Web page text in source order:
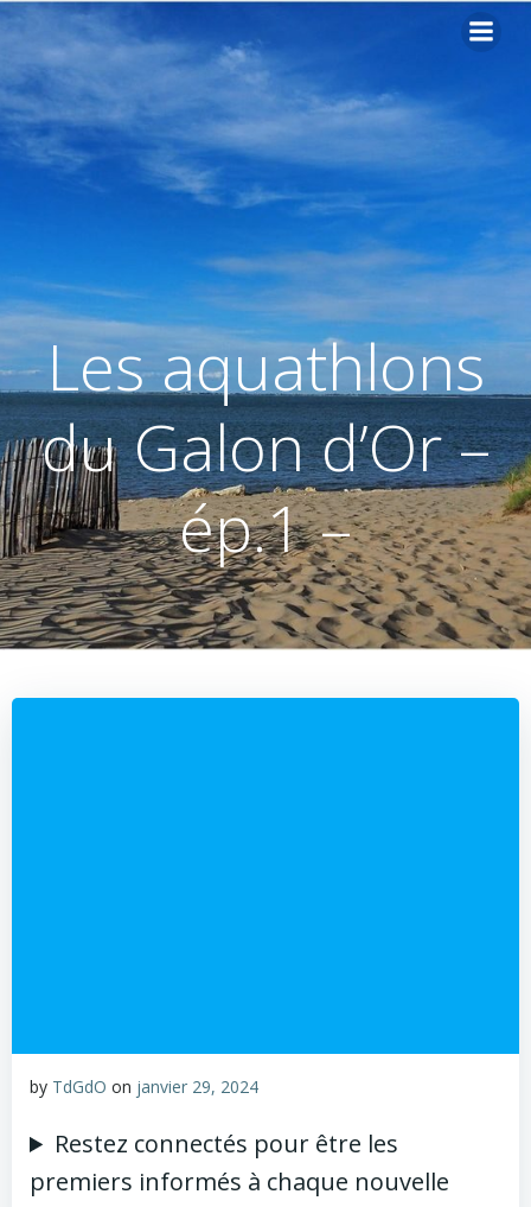
Les aquathlons
du Galon d’Or –
ép.1 –
by TdGdO on janvier 29, 2024
Restez connectés pour être les
premiers informés à chaque nouvelle